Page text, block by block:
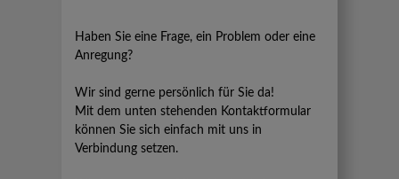
Haben Sie eine Frage, ein Problem oder eine
Anregung?
Wir sind gerne persönlich für Sie da!
Mit dem unten stehenden Kontaktformular
können Sie sich einfach mit uns in
Verbindung setzen.